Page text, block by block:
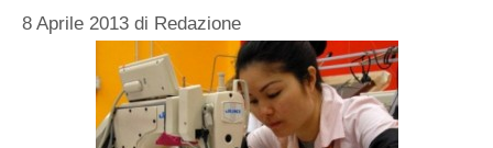
8 Aprile 2013 di Redazione